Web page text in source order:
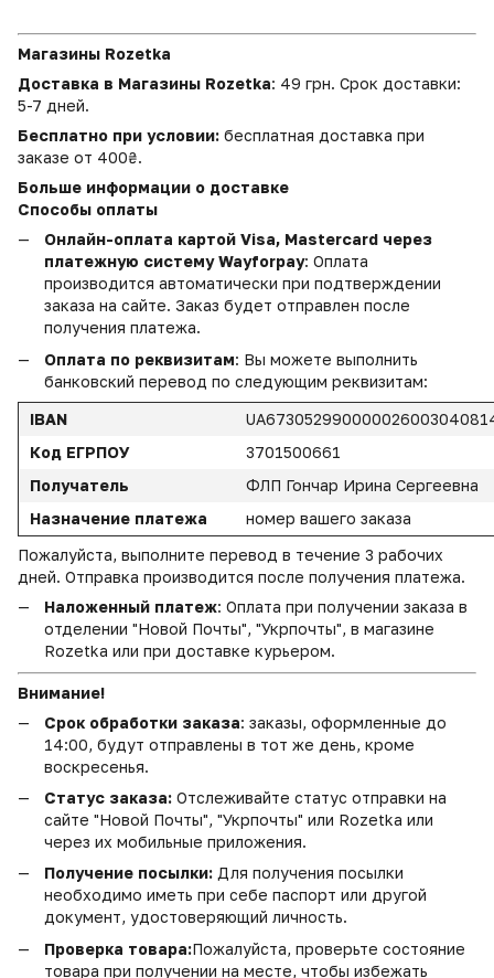
Магазины Rozetka
Доставка в Магазины Rozetka: 49 грн. Срок доставки:
5-7 дней.
Бесплатно при условии: бесплатная доставка при
заказе от 400₴.
Больше информации о доставке
Способы оплаты
Онлайн-оплата картой Visa, Mastercard через
платежную систему Wayforpay: Оплата
производится автоматически при подтверждении
заказа на сайте. Заказ будет отправлен после
получения платежа.
Оплата по реквизитам: Вы можете выполнить
банковский перевод по следующим реквизитам:
IBAN
Код ЕГРПОУ
3701500661
Получатель
ФЛП Гончар Ирина Сергеевна
Назначение платежа
номер вашего заказа
Пожалуйста, выполните перевод в течение 3 рабочих
дней. Отправка производится после получения платежа.
Наложенный платеж: Оплата при получении заказа в
отделении "Новой Почты", "Укрпочты", в магазине
Rozetka или при доставке курьером.
Внимание!
Срок обработки заказа: заказы, оформленные до
14:00, будут отправлены в тот же день, кроме
воскресенья.
Статус заказа: Отслеживайте статус отправки на
сайте "Новой Почты", "Укрпочты" или Rozetka или
через их мобильные приложения.
Получение посылки: Для получения посылки
необходимо иметь при себе паспорт или другой
документ, удостоверяющий личность.
Проверка товара:Пожалуйста, проверьте состояние
товара при получении на месте, чтобы избежать